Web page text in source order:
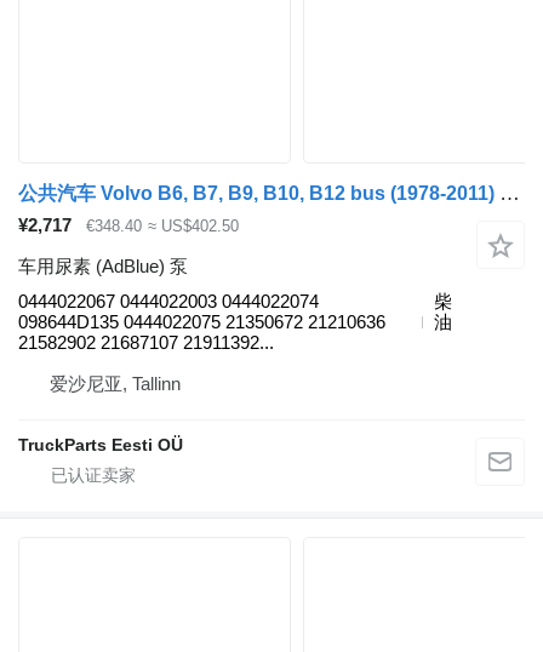
公共汽车 Volvo B6, B7, B9, B10, B12 bus (1978-2011) 的 车用尿素 (AdBlue) 泵 Volvo B12B (01.97-12.11) 0444022067
¥2,717 €348.40 ≈ US$402.50
车用尿素 (AdBlue) 泵
0444022067 0444022003 0444022074
098644D135 0444022075 21350672 21210636
21582902 21687107 21911392...
柴
油
爱沙尼亚, Tallinn
TruckParts Eesti OÜ